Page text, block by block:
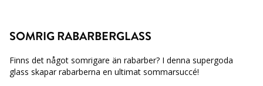
SOMRIG RABARBERGLASS
Finns det något somrigare än rabarber? I denna supergoda
glass skapar rabarberna en ultimat sommarsuccé!